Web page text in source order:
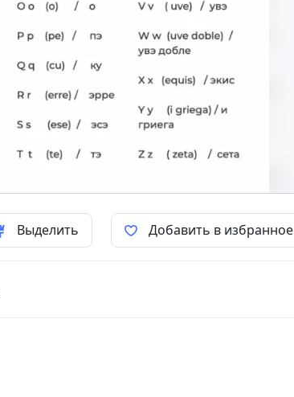
Выделить Добавить в избранное